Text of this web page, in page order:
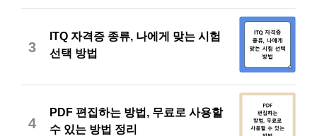
3
ITQ 자격증 종류, 나에게 맞는 시험
선택 방법
4
PDF 편집하는 방법, 무료로 사용할
수 있는 방법 정리